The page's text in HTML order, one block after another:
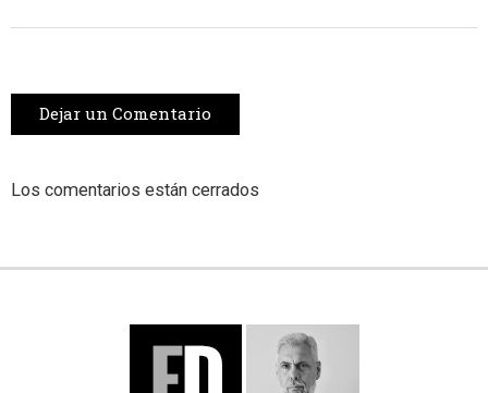
Dejar un Comentario
Los comentarios están cerrados